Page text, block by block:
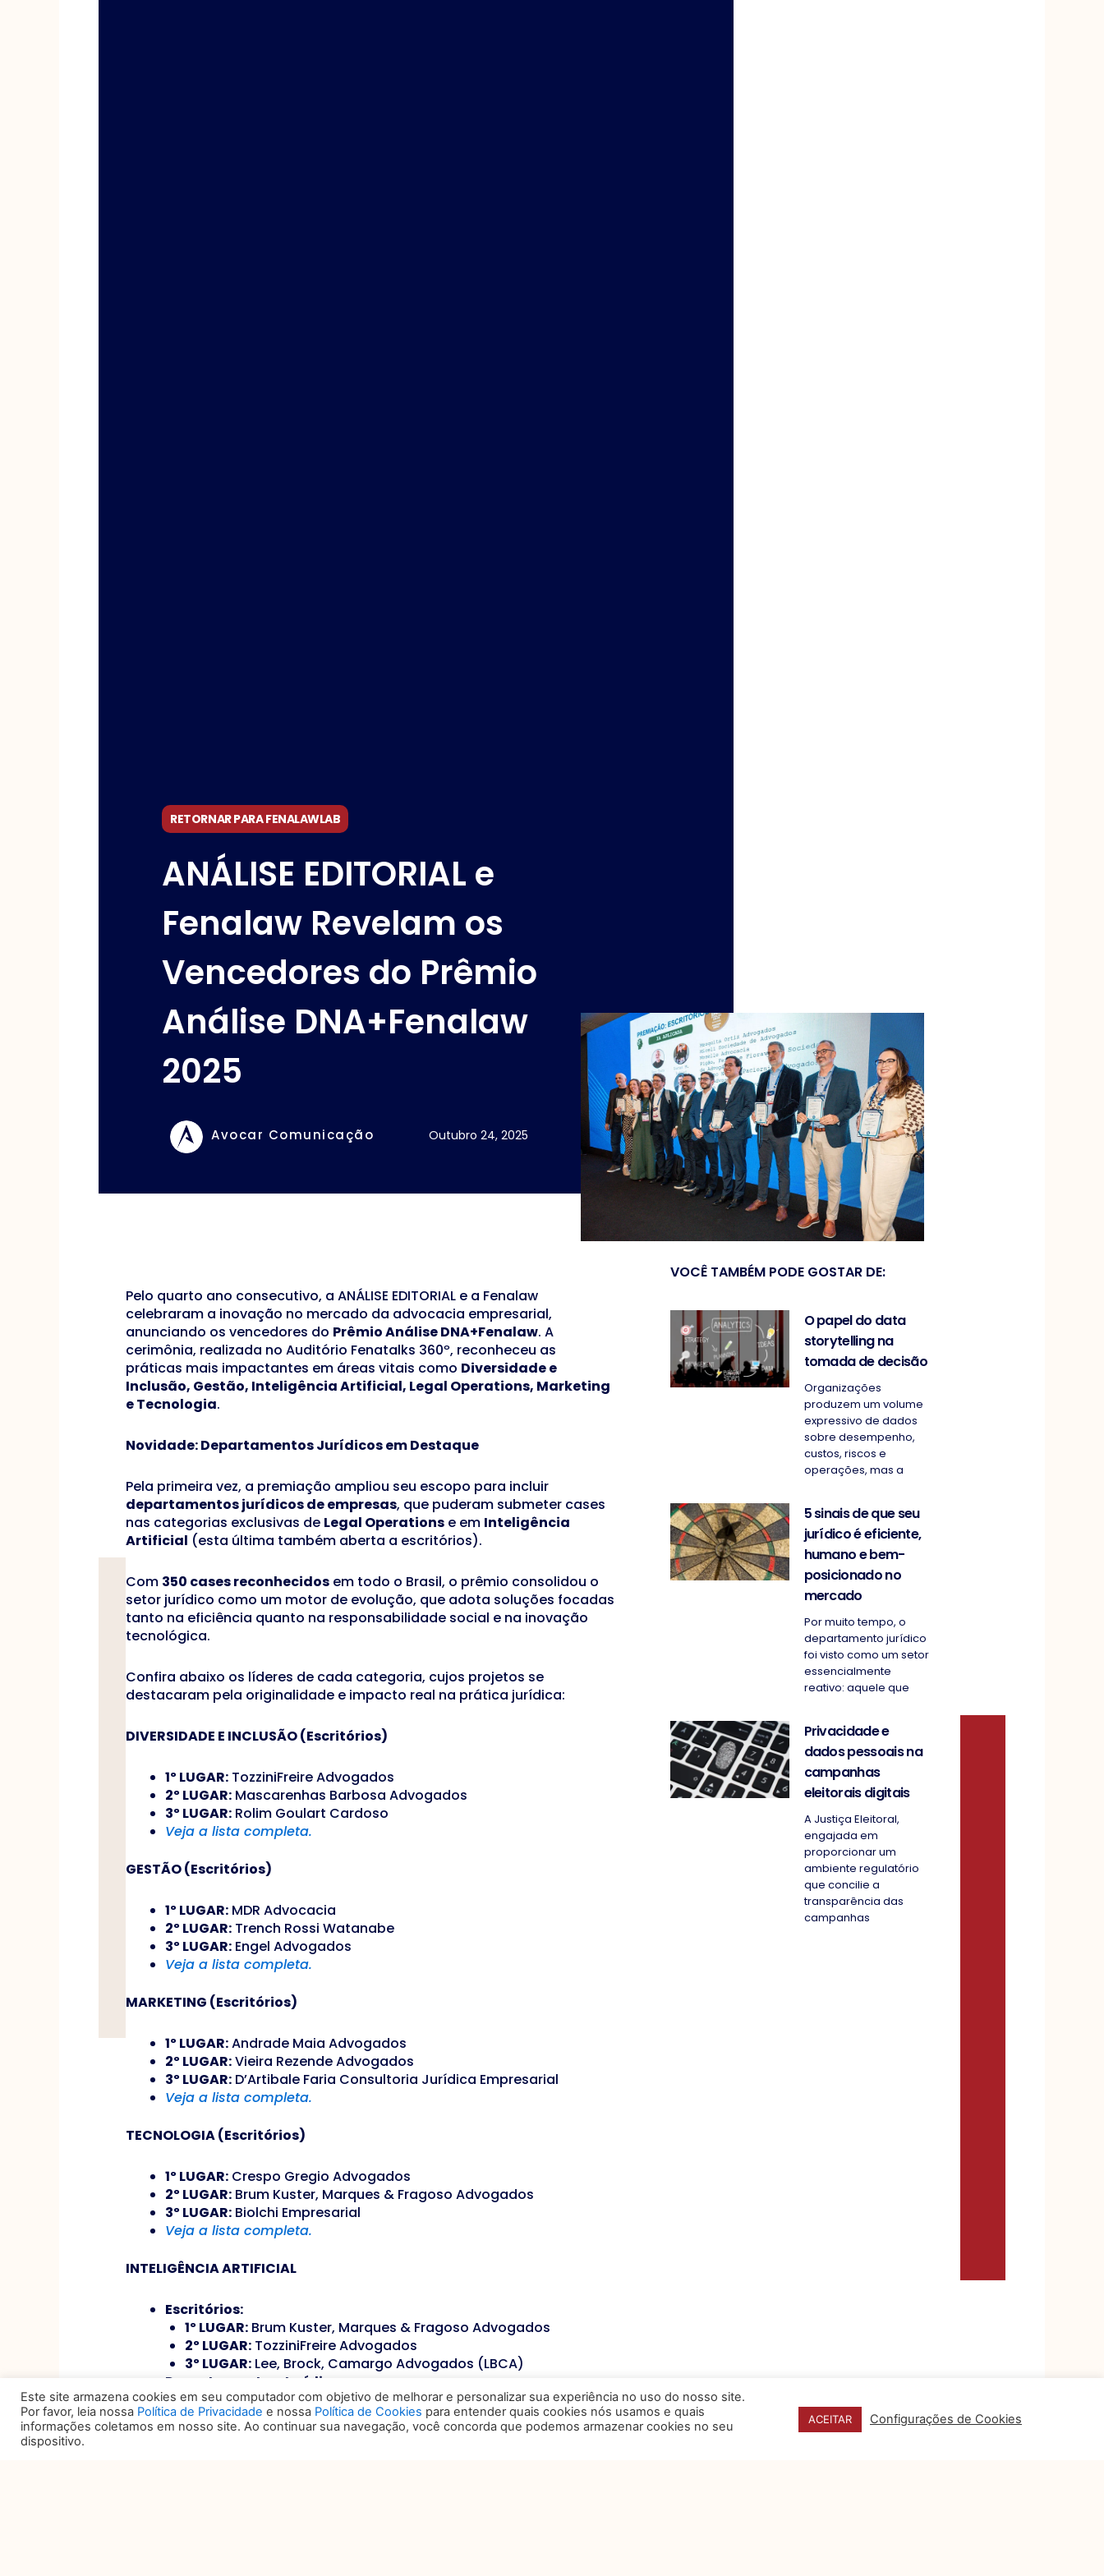
RETORNAR PARA FENALAWLAB
ANÁLISE EDITORIAL e
Fenalaw Revelam os
Vencedores do Prêmio
Análise DNA+Fenalaw
2025
Avocar Comunicação Outubro 24, 2025
Pelo quarto ano consecutivo, a ANÁLISE EDITORIAL e a Fenalaw
celebraram a inovação no mercado da advocacia empresarial,
anunciando os vencedores do Prêmio Análise DNA+Fenalaw. A
cerimônia, realizada no Auditório Fenatalks 360º, reconheceu as
práticas mais impactantes em áreas vitais como Diversidade e
Inclusão, Gestão, Inteligência Artificial, Legal Operations, Marketing
e Tecnologia.
Novidade: Departamentos Jurídicos em Destaque
Pela primeira vez, a premiação ampliou seu escopo para incluir
departamentos jurídicos de empresas, que puderam submeter cases
nas categorias exclusivas de Legal Operations e em Inteligência
Artificial (esta última também aberta a escritórios).
Com 350 cases reconhecidos em todo o Brasil, o prêmio consolidou o
setor jurídico como um motor de evolução, que adota soluções focadas
tanto na eficiência quanto na responsabilidade social e na inovação
tecnológica.
Confira abaixo os líderes de cada categoria, cujos projetos se
destacaram pela originalidade e impacto real na prática jurídica:
DIVERSIDADE E INCLUSÃO (Escritórios)
1º LUGAR: TozziniFreire Advogados
2º LUGAR: Mascarenhas Barbosa Advogados
3º LUGAR: Rolim Goulart Cardoso
Veja a lista completa.
GESTÃO (Escritórios)
1º LUGAR: MDR Advocacia
2º LUGAR: Trench Rossi Watanabe
3º LUGAR: Engel Advogados
Veja a lista completa.
MARKETING (Escritórios)
1º LUGAR:Andrade Maia Advogados
2º LUGAR:Vieira Rezende Advogados
3º LUGAR: D’Artibale Faria Consultoria Jurídica Empresarial
Veja a lista completa.
TECNOLOGIA (Escritórios)
1º LUGAR: Crespo Gregio Advogados
2º LUGAR: Brum Kuster, Marques & Fragoso Advogados
3º LUGAR: Biolchi Empresarial
Veja a lista completa.
INTELIGÊNCIA ARTIFICIAL
Escritórios:
1º LUGAR: Brum Kuster, Marques & Fragoso Advogados
2º LUGAR: TozziniFreire Advogados
3º LUGAR: Lee, Brock, Camargo Advogados (LBCA)
Departamentos Jurídicos:
1º LUGAR:Wam Group
2º LUGAR:Omni & Co
3º LUGAR:VTEX
VOCÊ TAMBÉM PODE GOSTAR DE:
O papel do data
storytelling na
tomada de decisão
Organizações
produzem um volume
expressivo de dados
sobre desempenho,
custos, riscos e
operações, mas a
5 sinais de que seu
jurídico é eficiente,
humano e bem-
posicionado no
mercado
Por muito tempo, o
departamento jurídico
foi visto como um setor
essencialmente
reativo: aquele que
Privacidade e
dados pessoais na
campanhas
eleitorais digitais
A Justiça Eleitoral,
engajada em
proporcionar um
ambiente regulatório
que concilie a
transparência das
campanhas
Este site armazena cookies em seu computador com objetivo de melhorar e personalizar sua experiência no uso do nosso site.
Por favor, leia nossa Política de Privacidade e nossa Política de Cookies para entender quais cookies nós usamos e quais
informações coletamos em nosso site. Ao continuar sua navegação, você concorda que podemos armazenar cookies no seu
dispositivo.
ACEITAR Configurações de Cookies